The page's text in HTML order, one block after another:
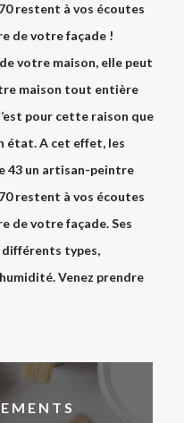
restent à vos écoutes
de votre façade !
votre maison, elle peut
maison tout entière
pour cette raison que
état. A cet effet, les
43 un artisan-peintre
restent à vos écoutes
de votre façade. Ses
types,
Venez prendre